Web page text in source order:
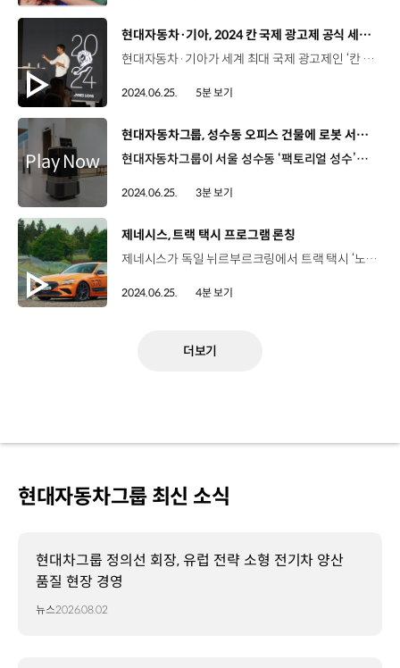
[동영상]
현대자동차·기아, 2024 칸 국제 광고제 공식 세미나 개최
현대자동차·기아가 세계 최대 국제 광고제인 ‘칸 라이언즈 2024’에서 단독 세미나를 개최했습니다. 정예은 리포터, 완성차 업체가 기술을 주제로 발표 자리를 가진 것은 이번이 처음이죠? 네, 매우 이례적으로 현대자동차·기아를 세미나 개최 기업으로 선정했는데요. 칸 국제 광고제는 기존 미디어 전문가나 광고 기술 전문가들 위주의 행사였지만 인류를 위한 혁신 기술을 개발하는 현대자동차·기아의 긍정적인 가치를 높이 평가해 공식 세미나에 초청한 겁니다. 전 세계 미디어와 마케터가 찬사를 보낸 그 현장, 함께 보시죠. 올해로 71회를 맞은 프랑스 칸 국제 광고제 ‘칸 라이언즈 2024’는 매년 전 세계 90여 개국에서 2만 5천 여 개 이상의 작품이 출품되는 세계 최대 국제 광고제입니다. 특히 광고제 기간 내내 이어지는 공식 세미나는 시상식 행사와 더불어 전 세계 마케터들의 뜨거운 관심이 이어지는 행사인데요. 현대자동차·기아는 공식 세미나 행사에서 완성차 업체 최초로 단독 세미나를 개최했습니다. ‘기술의 마법: 기술력을 확산시키는 5가지 방법’을 주제로 에너지소자연구팀 이민재 책임연구원이 첨단 냉각 소재 ‘나노 쿨링 필름’을 비롯한 현대자동차·기아의 다양한 소재 기술을 소개했습니다. 나노 쿨링 필름은 태양 에너지의 일부를 반사해 차량 실내 온도를 획기적으로 저감시키는 역할을 하는데요, 이 필름을 차량 유리에 부착하면 유리를 어둡게 하지 않으면서도 여름철 실내 온도를 10도 이상 낮출 수 있어 에너지 소비를 크게 낮출 수 있습니다. 지난 4월, 현대자동차·기아는 틴팅이 법적으로 금지된 파키스탄에서 투명한 나노 쿨링 필름을 70여 명의 운전자에게 무상으로 장착해주는 ‘메이드 쿨러 바이 현대(MADE COOLER BY HYUNDAI)’ 캠페인을 진행해 현지 운전자들의 뜨거운 반응을 이끌어낸 바 있는데요. 이날 세미나를 통해 파키스탄에서 펼친 캠페인의 성과와 현지 반응 등을 공유하면서 인류를 위한 현대자동차의 비전을 함께 전달했습니다. 이민재 책임연구원/ 현대자동차·기아 에너지소자연구팀연구원으로서 이런 광고제에서 제가 만든 기술을 주제로 발표하는 것은 흔치 않은 기회인데요. 다행히 참석해 주신 많은 분들이 제 기술에 대해 관심을 가져 주셔서 굉장히 뿌듯하게 생각합니다. 조슈아 린튼 / 세미나 참가자현대자동차의 나노 쿨링 필름 캠페인은 정말 멋졌습니다. 기후변화 문제로 고통받는 사람들의 관점에서 문제를 해결했다고 생각합니다. 제품이 아니라 그 이전 단계의 ‘기술’을 먼저 적용해봤다는 점이 정말 인상적이었습니다. How was the campaign? I thought it was wicked. It really answered the quite a cool human truth about climate change. Also, using tech first rather than sort of going "how do we take the product" and going the other way, it was tech first. 퍼트 퐁피티 / 세미나 참가자사람들이 기술을 잘 이해할 수 있도록 잘 구현했다는 점이 마음에 들었고 단순히 자동차의 기능이 아니라 인류 모두를 위한 기술이라는 점이 정말 마음에 들었습니다. I loved how it brought the technology to life, not just talking about the features of the car but making it relevant for everyone. I really loved it. 세미나에 참석한 글로벌 미디어와 마케터들은 첨단 기술로 사회문제 해결 방안을 제시했다는 점에서 높은 호응을 보이며 인류를 위한 현대자동차·기아의 비전에 찬사를 보냈습니다. 세계에서 가장 권위있는 국제 광고제에서 인류의 진보를 위한 첨단 기술을 개발하는 현대자동차·기아의 꾸준한 노력이 인정받은 뜻깊은 행사였네요, 현대자동차는 지난 4월 파키스탄에서 진행한 나노 쿨링 필름 캠페인 영상도 공개했죠 네, ‘메이드 쿨러 바이 현대’ 캠페인 영상을 공개했는데요. 파키스탄의 뜨거운 더위를 식혀줄 현대자동차의 첨단 기술, 나노 쿨링 필름을 무상 장착해주는 캠페인을 영상으로 담아냈습니다. 최고 기온 50도가 넘는 더운 날씨로 파키스탄 주민들은 많은 어려움을 겪는데요. 현대자동차는 혁신 기술을 활용해 도움을 주기 위해 지난 4월, ‘메이드 쿨러 바이 현대(MADE COOLER BY HYUNDAI)’ 캠페인을 진행했습니다. 현대자동차가 세계 최초로 개발한 나노 쿨링 필름은 열 방사 효과를 극대화하는 복사 냉각 기술을 적용해 기존 틴팅 필름보다 냉각 성능을 혁신적으로 개선한 것이 특징입니다. 투명하기 때문에 현지 교통법규를 위반하지 않으면서도 실내 온도를 10도 이상 낮출 수 있었습니다. 파키스탄 주민들의 호응도는 당연히 높을 수 밖에 없었는데요 운전자의 쾌적성을 높이는 것은 물론 연료 소모를 줄여 환경 개선에도 도움이 된다는 평가를 받고 있습니다. 50도가 넘는 무더위 속에서 필름 하나만 부착하면 무려 10도를 낮출 수 있는 기술력이 놀라운데요, 인류을 위한 현대자동차·기아의 노력이 느껴지는 캠페인 영상이네요. 네, 앞으로도 현대자동차·기아는 당장의 이익이 아닌 미래 세대를 위해 선행 기술에 투자, 개발하는데 지원을 아끼지 않을 계획입니다. 현대자동차·기아가 인류의 진보에 기여하는 혁신적인 첨단 기술을 지속적으로 개발하기를 기대하겠습니다. 오늘 소식 전해주셔서 고맙습니다.
2024.06.25. 5분 보기
[동영상]
현대자동차그룹, 성수동 오피스 건물에 로봇 서비스 개시
현대자동차그룹이 서울 성수동 ‘팩토리얼 성수’에서 로봇 서비스를 개시합니다. ‘팩토리얼 성수’는 이지스 자산운용의 로봇 친화형 빌딩인데요, 이곳에 입주해 근무하는 고객은 달이 딜리버리(DAL-e Delivery)가 제공하는 음료 배달 서비스와 주차 로봇이 제공하는 자동 주차 및 출차 서비스, 자동 충전 로봇까지, 현대자동차그룹의 최첨단 로보틱스 기술이 집약된 서비스를 제공받을 수 있습니다. 고객이 모바일 앱을 통해 음료를 주문하면 달이 딜리버리가 지하 1층에 마련된 카페에서 음료를 받고 엘리베이터를 스스로 탑승해 고객이 있는 목적지까지 가게 되는데요 99.9% 정확도에 이르는 카메라와 인공지능 안면 인식 기술을 활용해 수령 대상자를 인식하고 자동으로 문을 열어 음료를 전달합니다. 홍광진 팀장/ 현대자동차 로보틱스사업3팀로보틱스랩의 PnD가 적용된 달이 딜리버리는 사륜 조향 구조로 전 방향 주행이 가능합니다. 이러한 기능은 실내와 같이 사람이 붐비고 복잡한 공간에서 로봇이 모든 방향을 인지하고 지속적으로 주행 가능한 경로를 만들며 서비스를 수행하게 됩니다. 현대위아의 주차 로봇은 주차장에서 무인으로 주차와 출차서비스를 제공하는데요, 2개의 로봇 한 쌍이 함께 움직이며 차량 하부에 들어가 휠을 들어올려 자유자재로 움직이며 차량을 이동시킵니다. 이런 주차 로봇이 상용화 된 것은 국내 최초인데요, 좁은 주차공간에도 효율적으로 활용 가능할 것으로 전망됩니다. 강신단 상무/ 현대위아 모빌리티솔루션기획실(주차 로봇은) 현재 HMGICS의 차량이 완성된 후에 창고까지 이동하는 데 활용이 되고 있고요. 그리고 올 연말에 완공 예정인 HMGMA 공장에도 도입 예정입니다. 여러 가지 피드백을 기반으로 로봇의 완성도를 높여왔고요, 피드백에 기반해서 오늘 팩토리얼 성수 서비스를 진행하게 됐습니다. 현대자동차그룹은 이번 팩토리얼 성수 건물을 시작으로 다른 건물에 로봇 서비스를 확장하며 로봇 산업 생태계를 구축할 계획입니다.
2024.06.25. 3분 보기
[동영상]
제네시스, 트랙 택시 프로그램 론칭
제네시스가 독일 뉘르부르크링에서 트랙 택시 ‘노르트슐라이페’ 프로그램을 론칭했습니다. 뉘르부르크링은 전 세계 레이싱 트랙 중에서 가장 스릴 넘치는 트랙 중 하나인데요. 황서연 리포터, 자세한 소식 전해주시죠. 네, 제네시스 트랙 택시는 제네시스의 고성능 퍼포먼스를 경험할 수 있도록 동승 체험을 제공하는 프로그램인데요, 오프닝 행사가 현지시각으로 지난 18일에 열렸습니다. 현장 함께 보시죠. 제네시스 브랜드의 고성능 여정에 중요한 이정표가 될 트랙 택시 프로그램이 시작됩니다. 루크 동커볼케 사장과 제네시스 브랜드 파트너이자 F1 전설의 드라이버 재키 익스(Jacky Ickx)가 참석한 가운데 제네시스 트랙 택시 프로그램의 시작을 알리는 오프닝 이벤트가 개최됐습니다. 루크 동커볼케 사장/ 현대자동차그룹 CDO, CCO 뉘르부르크링 트랙 주행 체험을 제공하는 트랙 택시 프로그램은 럭셔리한 고성능 차량 경험을 제공하는 제네시스 브랜드의 여정입니다. 고객들이 지금까지 볼 수 없었던 제네시스만의 안정적이면서도 역동적인 고성능 퍼포먼스를 제공해 고객에게 아주 짜릿한 경험을 선사할 예정입니다. Obviously the experience at the Nürburgring has to be in line with the values of the brand and we are a premium brand with a customer experience which aims to be a luxury experience. So obviously the performance perception has to be in line with a feeling of well being, of feeling that you're never been challenged by the experience you are rewarded. So that's the most important thing and it does fit completely this feeling of a rewarding emotional experience. 뉘르부르크링은 독일의 유명한 레이싱 트랙이자 세계에서도 전설적인 자동차 경주 서킷 중 하나인데요, 길이 20.832km, 73개의 코너를 가진 뉘르부르크링(노르트슐라이페) 트랙은 끊임없이 변화하는 복잡한 코스입니다. 잭키 익스 / 제네시스 브랜드 파트너, F1 8회 우승 드라이버제네시스의 성능은 믿을 수 없을 만큼 놀랍습니다. 빠른 속도로 달리면서 편안하고 예측 가능한 주행이 가능하도록 개발됐습니다. 아주 멋진 주행을 경험할 수 있을 겁니다. It's so amazing, it's just so incredible of fast it is or comfortable it is or predictable it is, the engineers of that car have made something incredible As far, there is a signature but it's so attractive that for those who like the sport mode, they will enjoy incredibly. 제네시스 트랙 택시 프로그램은 G70 3.3T 모델로 운영되는데요, 일반인 고객에게 동승 체험을 제공해 제네시스 만의 역동적이고 안정적인 주행 성능과 내구성을 느낄 수 있는 짜릿한 경험을 제공합니다. 마커스 윌하르트 헤드 드라이버 / 제네시스 트랙 택시이곳에서 열리는 제네시스 트랙 택시 프로그램은 고성능 주행 성능을 보여주기에 완벽한 쇼케이스라고 생각합니다. 트랙 택시를 체험한 고객들은 제네시스 차량와 브랜드에 깊은 감명을 받을 겁니다. You know, this is the perfect showcase in my eyes to show this at the Nordschleife show them the performance, how the car handles, how the car drives and I think everybody will be really deeply impressed about the car and the brand. 또한 미쉐린과의 독점 파트너쉽을 통해 스포츠 전용 타이어를 장착해 더욱 탁월한 성능과 최고의 퍼포먼스를 제공할 계획입니다. 한편 마그마에서 영감을 받은 제네시스 오렌지색 외장 랩으로 완성된 G70 트랙 택시는 뉘르부르크링의 울창한 녹지와 대비되며 강렬한 존재감을 드러낼 것으로 기대됩니다. 세계적인 레이싱 코스에서 진행되는 제네시스 트랙 택시 프로그램이 고객들에게 아주 짜릿하고 의미있는 경험을 선사할 것 같은데요. 트랙 택시 프로그램은 앞으로 어떻게 운영되나요? 네, 현지에서 누구나 예약을 통해 트랙 택시 체험을 이용할 수 있는데요, 현지 시각으로 이번달 21일부터 예약이 진행됐고 격적인 프로그램은 7월부터 시작됩니다. 네, 독일 현지에서 보다 많은 고객들이 제네시스만의 고성능 주행 경험을 만끽할 수 있기를 기대하겠습니다. 오늘 소식 전해주셔서 고맙습니다.
2024.06.25. 4분 보기
더보기
현대자동차그룹 최신 소식
현대차그룹 정의선 회장, 유럽 전략 소형 전기차 양산
품질 현장 경영
뉴스2026.08.02